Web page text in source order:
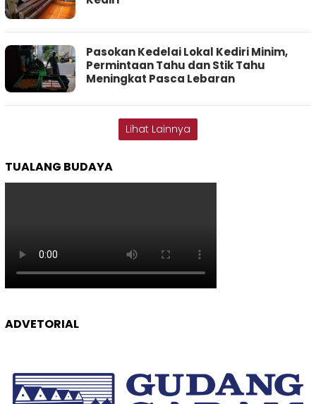
Pasokan Kedelai Lokal Kediri Minim,
Permintaan Tahu dan Stik Tahu
Meningkat Pasca Lebaran
Lihat Lainnya
TUALANG BUDAYA
ADVETORIAL